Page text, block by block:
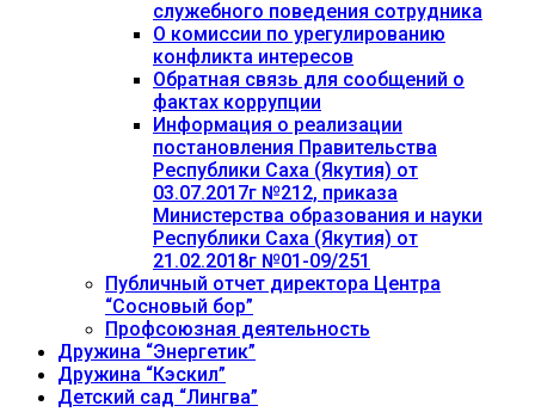
служебного поведения сотрудника
О комиссии по урегулированию
конфликта интересов
Обратная связь для сообщений о
фактах коррупции
Информация о реализации
постановления Правительства
Республики Саха (Якутия) от
03.07.2017г №212, приказа
Министерства образования и науки
Республики Саха (Якутия) от
21.02.2018г №01-09/251
Публичный отчет директора Центра
“Сосновый бор”
Профсоюзная деятельность
Дружина “Энергетик”
Дружина “Кэскил”
Детский сад “Лингва”